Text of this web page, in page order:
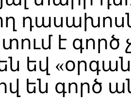
է գործ
եվ
են գործ